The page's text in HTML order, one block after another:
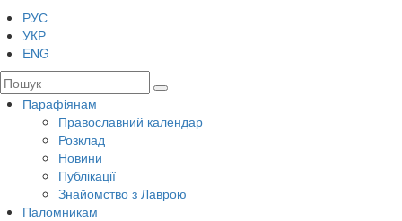
РУС
УКР
ENG
Парафіянам
Православний календар
Розклад
Новини
Публікації
Знайомство з Лаврою
Паломникам